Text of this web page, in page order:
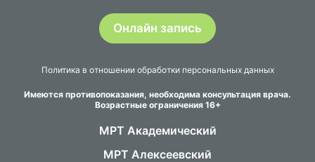
Онлайн запись
Политика в отношении обработки персональных данных
Имеются противопоказания, необходима консультация врача.
Возрастные ограничения 16+
МРТ Академический
МРТ Алексеевский